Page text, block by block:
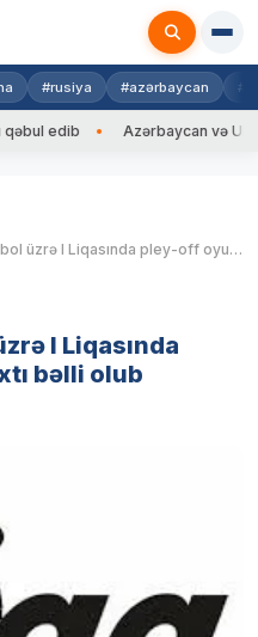
#rusiya #azərbaycan
edib Azərbaycan və
Azərbaycanın Futbol üzrə I Liqasında pley-off oyununun vaxtı bəlli olub
I Liqasında
bəlli olub